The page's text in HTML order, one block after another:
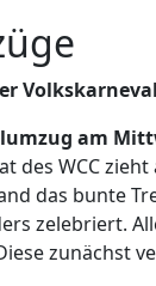
am
des WCC
das bunte
zelebriert.
zunächst